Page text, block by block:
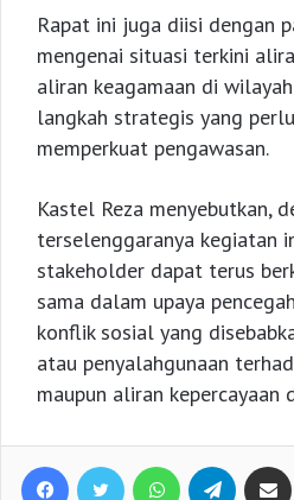
Rapat ini juga diisi dengan
mengenai situasi terkini
aliran keagamaan di
langkah strategis yang
memperkuat pengawasan.
Kastel Reza menyebutkan,
terselenggaranya kegiatan
stakeholder dapat terus
sama dalam upaya
konflik sosial yang
atau penyalahgunaan
maupun aliran kepercayaan
Facebook Twitter WhatsApp Telegram